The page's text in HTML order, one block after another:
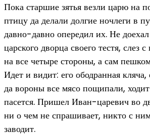
Пока старшие зятья везли царю на
птицу да делали долгие ночлеги в
давно-давно опередил их. Не
царского дворца своего тестя, слез
на все четыре стороны, а сам
Идет и видит: его ободранная кляча,
да вороны все мясо пощипали,
пасется. Пришел Иван-царевич во
ни о чем не спрашивает, никто с
заводит.